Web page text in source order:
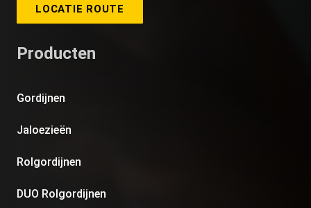
LOCATIE ROUTE
Producten
Gordijnen
Jaloezieën
Rolgordijnen
DUO Rolgordijnen